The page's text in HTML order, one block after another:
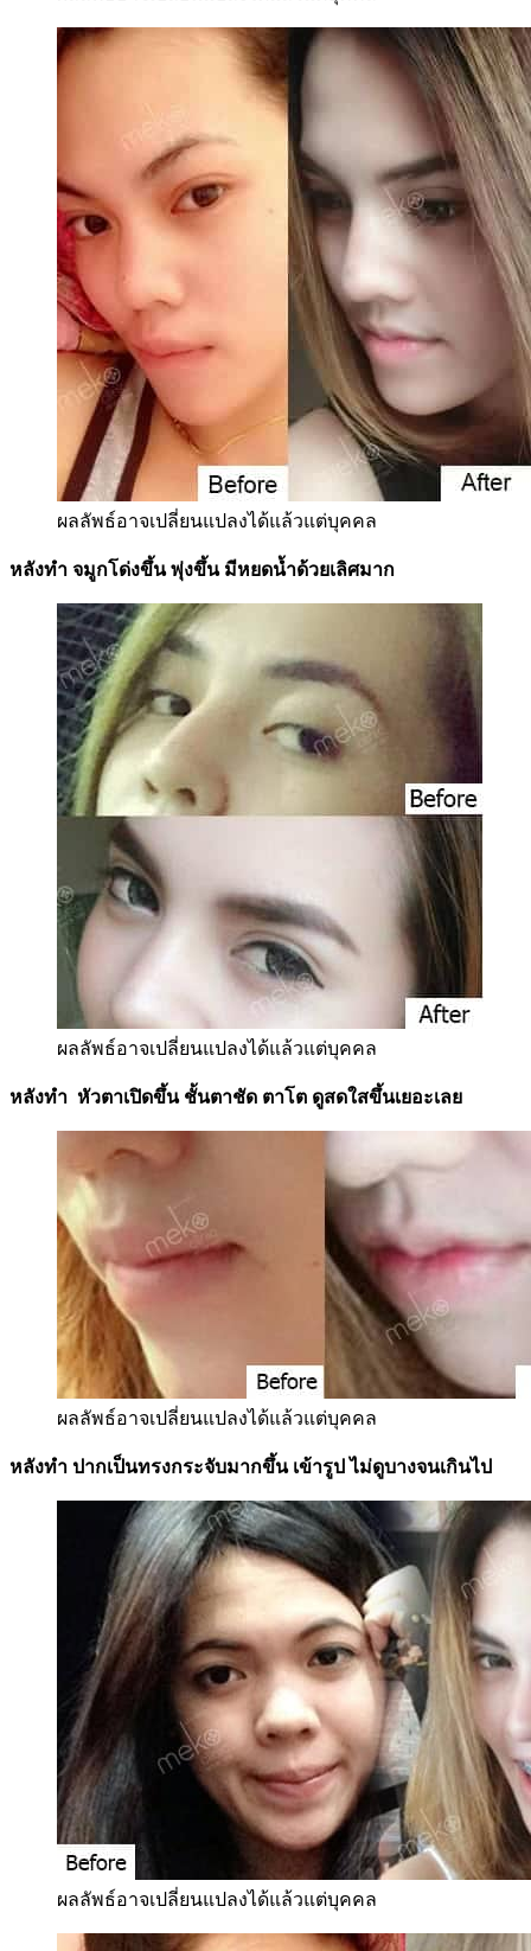
ผลลัพธ์อาจเปลี่ยนแปลงได้แล้วแต่บุคคล
หลังทำ จมูกโด่งขึ้น พุ่งขึ้น มีหยดน้ำด้วยเลิศมาก
ผลลัพธ์อาจเปลี่ยนแปลงได้แล้วแต่บุคคล
หลังทำ หัวตาเปิดขึ้น ชั้นตาชัด ตาโต ดูสดใสขึ้นเยอะเลย
ผลลัพธ์อาจเปลี่ยนแปลงได้แล้วแต่บุคคล
หลังทำ ปากเป็นทรงกระจับมากขึ้น เข้ารูป ไม่ดูบางจนเกินไป
ผลลัพธ์อาจเปลี่ยนแปลงได้แล้วแต่บุคคล